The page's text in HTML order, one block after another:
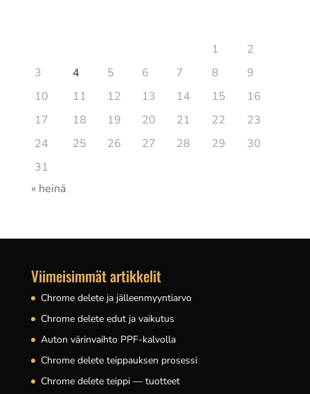
1
2
3
4 5 6 7 8
9
10
11 12 13 14 15
16
17
18 19 20 21 22
23
24
25 26 27 28 29
30
31
« heinä
Viimeisimmät artikkelit
Chrome delete ja jälleenmyyntiarvo
Chrome delete edut ja vaikutus
Auton värinvaihto PPF-kalvolla
Chrome delete teippauksen prosessi
Chrome delete teippi — tuotteet